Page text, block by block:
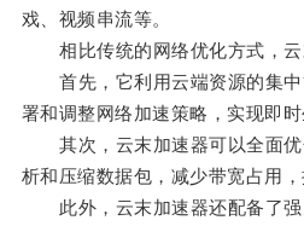
戏、视频串流等。
相比传统的网络优化方式，云
首先，它利用云端资源的集中
署和调整网络加速策略，实现即时
其次，云末加速器可以全面优
析和压缩数据包，减少带宽占用，
此外，云末加速器还配备了强